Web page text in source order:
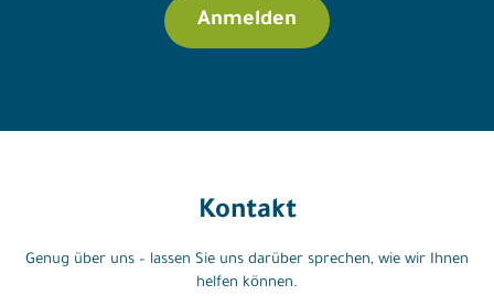
Kontakt
Genug über uns – lassen Sie uns darüber sprechen, wie wir Ihnen
helfen können.